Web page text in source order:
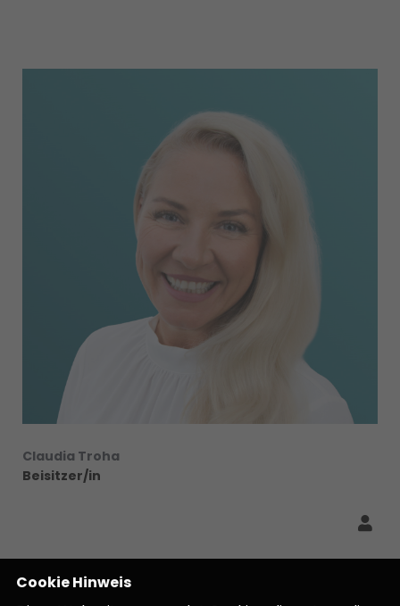
Claudia Troha
Beisitzer/in
Cookie Hinweis